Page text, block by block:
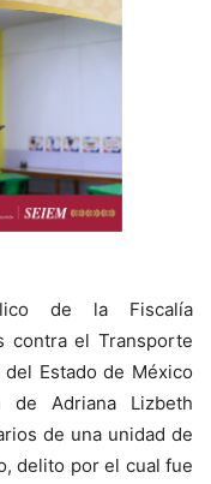
de la Fiscalía
contra el Transporte
Estado de México
de Adriana Lizbeth
de una unidad de
delito por el cual fue